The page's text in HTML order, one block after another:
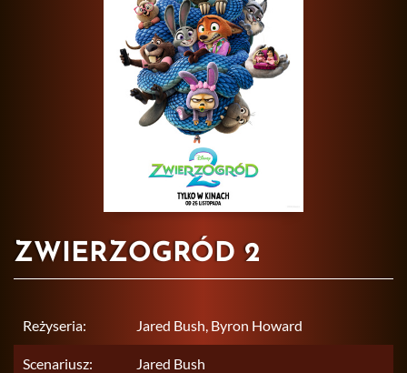
ZWIERZOGRÓD 2
Reżyseria: Jared Bush, Byron Howard
Scenariusz: Jared Bush